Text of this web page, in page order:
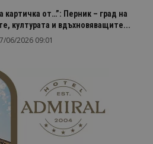
картичка от…”: Перник – град на
културата и вдъхновяващите...
06/2026 09:01